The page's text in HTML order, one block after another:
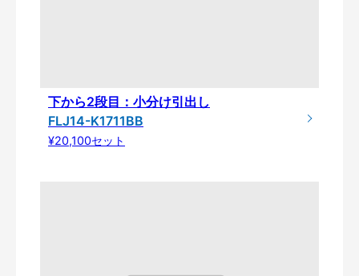
下から2段目：小分け引出し
FLJ14-K1711BB
¥20,100セット